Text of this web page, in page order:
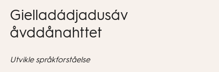
Gielladádjadusáv
åvddånahttet
Utvikle språkforståelse